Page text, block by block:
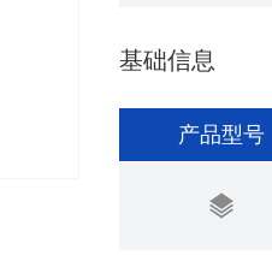
基础信息
产品型号